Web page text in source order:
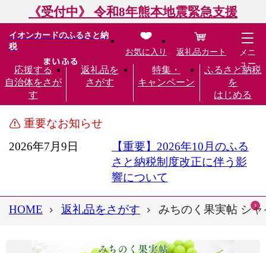
《受付中》 令和8年熊本地震緊急支援
イオンカードのふるさと納
税
応援する
自治体をさが
す
返礼品を
さがす
特集・
キャンペーン
ふるさと納税
を
はじめる
お気に入り 返礼品カート
メニ
ュー
重要なお知らせ
2026年7月9日
【重要】2026年10月のふる
さと納税制度改正に伴う影
響について
HOME 返礼品をさがす みちのく果実帖 シ